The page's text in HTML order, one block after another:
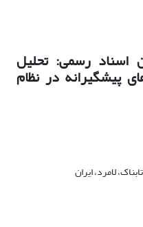
اسناد رسمی: تحلیل
پیشگیرانه در نظام
لامرد، ایران